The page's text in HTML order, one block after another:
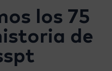
los 75
de